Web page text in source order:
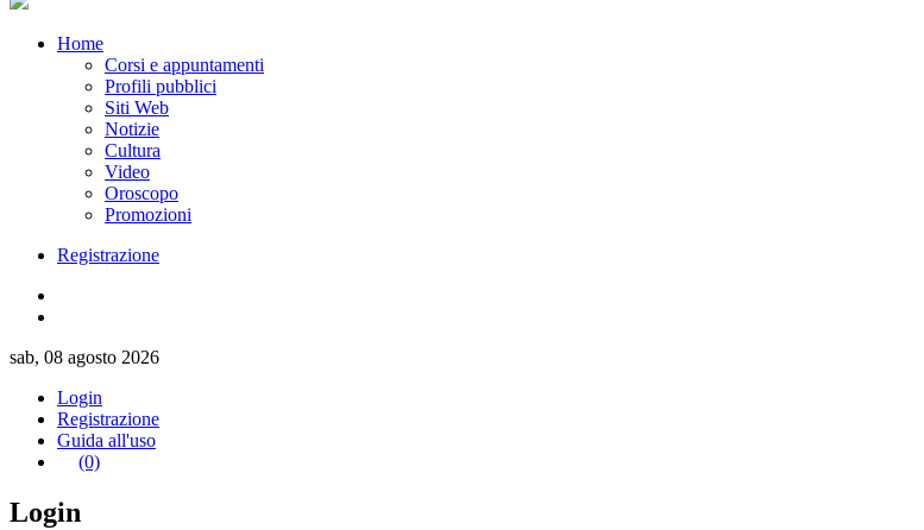
Home
Corsi e appuntamenti
Profili pubblici
Siti Web
Notizie
Cultura
Video
Oroscopo
Promozioni
Registrazione
sab, 08 agosto 2026
Login
Registrazione
Guida all'uso
(0)
Login